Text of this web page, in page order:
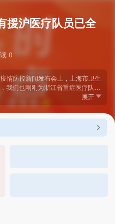
援沪医疗队员已全
0
情防控新闻发布会上，上海市卫生
我们也刚刚为浙江省重症医疗队和
有援沪医疗队员已全部离沪。展开